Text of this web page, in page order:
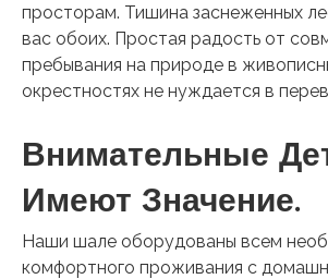
просторам. Тишина заснеженных
вас обоих. Простая радость от
пребывания на природе в
окрестностях не нуждается в
Внимательные
Имеют Значение.
Наши шале оборудованы всем
комфортного проживания с